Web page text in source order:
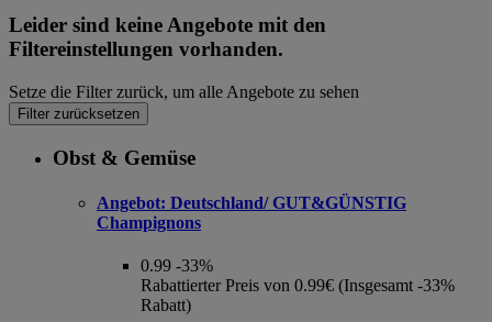
Leider sind keine Angebote mit den
Filtereinstellungen vorhanden.
Setze die Filter zurück, um alle Angebote zu sehen
Filter zurücksetzen
Obst & Gemüse
Angebot: Deutschland/ GUT&GÜNSTIG
Champignons
0.99 -33%
Rabattierter Preis von 0.99€ (Insgesamt -33%
Rabatt)